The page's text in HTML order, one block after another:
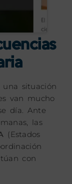
situación
van mucho
día. Ante
las
(Estados
con